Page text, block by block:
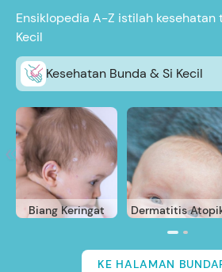
Ensiklopedia A-Z istilah kesehatan
Kecil
Kesehatan Bunda & Si Kecil
Biang Keringat Dermatitis
KE HALAMAN